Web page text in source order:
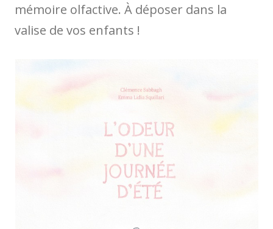
mémoire olfactive. À déposer dans la
valise de vos enfants !